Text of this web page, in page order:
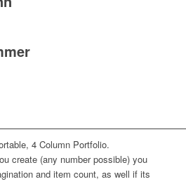
4 Column Portfolio.
create (any number possible) you
and item count, as well if its